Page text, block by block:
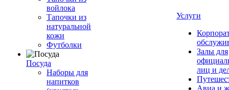
войлока
Тапочки из
натуральной
кожи
Футболки
Посуда
Наборы для
напитков
Услуги
Залы для
лиц и
Авиа и